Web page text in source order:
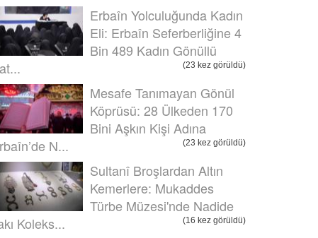
Erbaîn Yolculuğunda Kadın
Eli: Erbaîn Seferberliğine 4
Bin 489 Kadın Gönüllü
(23 kez görüldü)
Mesafe Tanımayan Gönül
Köprüsü: 28 Ülkeden 170
Bini Aşkın Kişi Adına
N...
(23 kez görüldü)
Sultanî Broşlardan Altın
Kemerlere: Mukaddes
Türbe Müzesi'nde Nadide
Koleks...
(16 kez görüldü)